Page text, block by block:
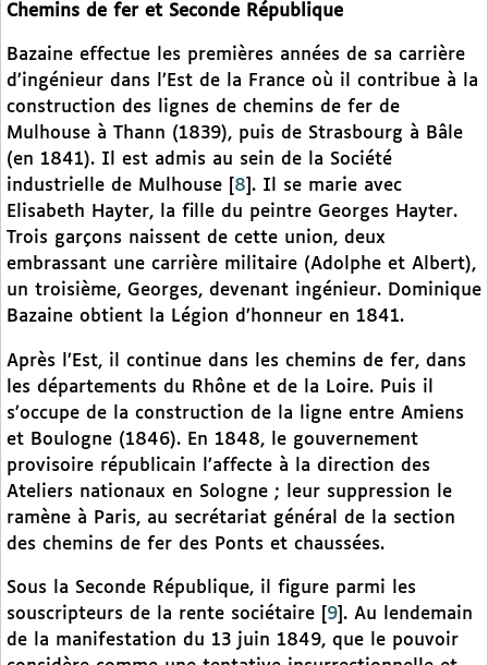
Chemins de fer et Seconde République
Bazaine effectue les premières années de sa carrière
d’ingénieur dans l’Est de la France où il contribue à la
construction des lignes de chemins de fer de
Mulhouse à Thann (1839), puis de Strasbourg à Bâle
(en 1841). Il est admis au sein de la Société
industrielle de Mulhouse
8 . Il se marie avec
Elisabeth Hayter, la fille du peintre Georges Hayter.
Trois garçons naissent de cette union, deux
embrassant une carrière militaire (Adolphe et Albert),
un troisième, Georges, devenant ingénieur. Dominique
Bazaine obtient la Légion d’honneur en 1841.
Après l’Est, il continue dans les chemins de fer, dans
les départements du Rhône et de la Loire. Puis il
s’occupe de la construction de la ligne entre Amiens
et Boulogne (1846). En 1848, le gouvernement
provisoire républicain l’affecte à la direction des
Ateliers nationaux en Sologne ; leur suppression le
ramène à Paris, au secrétariat général de la section
des chemins de fer des Ponts et chaussées.
Sous la Seconde République, il figure parmi les
souscripteurs de la rente sociétaire
9 . Au lendemain
de la manifestation du 13 juin 1849, que le pouvoir